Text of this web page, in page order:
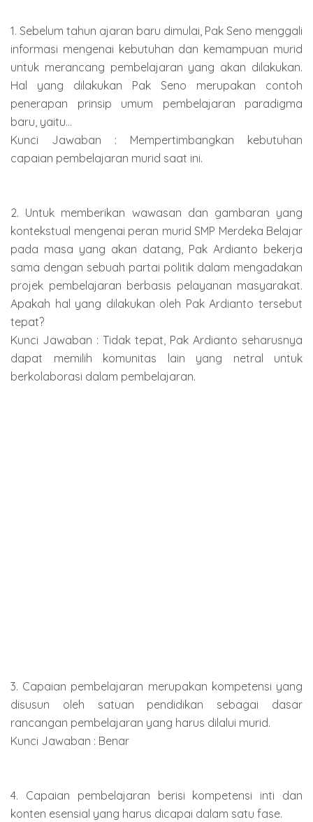
1. Sebelum tahun ajaran baru dimulai, Pak Seno menggali
informasi mengenai kebutuhan dan kemampuan murid
untuk merancang pembelajaran yang akan dilakukan.
Hal yang dilakukan Pak Seno merupakan contoh
penerapan prinsip umum pembelajaran paradigma
baru, yaitu...
Kunci Jawaban : Mempertimbangkan kebutuhan
capaian pembelajaran murid saat ini.
2. Untuk memberikan wawasan dan gambaran yang
kontekstual mengenai peran murid SMP Merdeka Belajar
pada masa yang akan datang, Pak Ardianto bekerja
sama dengan sebuah partai politik dalam mengadakan
projek pembelajaran berbasis pelayanan masyarakat.
Apakah hal yang dilakukan oleh Pak Ardianto tersebut
tepat?
Kunci Jawaban : Tidak tepat, Pak Ardianto seharusnya
dapat memilih komunitas lain yang netral untuk
berkolaborasi dalam pembelajaran.
3. Capaian pembelajaran merupakan kompetensi yang
disusun oleh satuan pendidikan sebagai dasar
rancangan pembelajaran yang harus dilalui murid.
Kunci Jawaban : Benar
4. Capaian pembelajaran berisi kompetensi inti dan
konten esensial yang harus dicapai dalam satu fase.